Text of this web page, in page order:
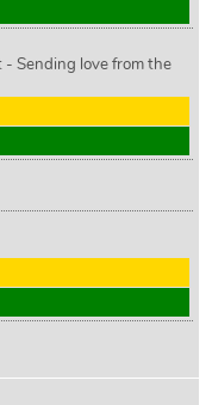
Sending love from the